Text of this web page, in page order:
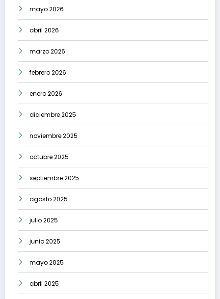
mayo 2026
abril 2026
marzo 2026
febrero 2026
enero 2026
diciembre 2025
noviembre 2025
octubre 2025
septiembre 2025
agosto 2025
julio 2025
junio 2025
mayo 2025
abril 2025